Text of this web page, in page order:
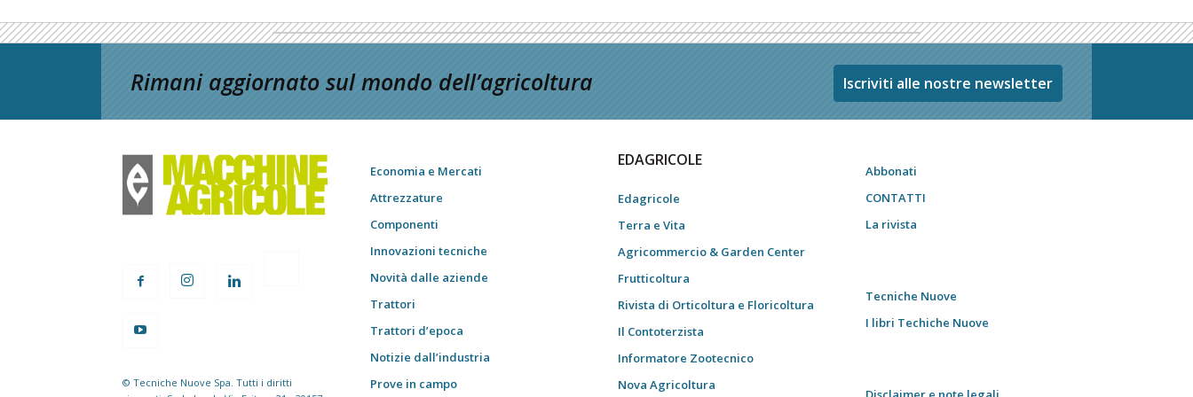
Rimani aggiornato sul mondo dell’agricoltura Iscriviti alle nostre newsletter
© Tecniche Nuove Spa. Tutti i diritti
Economia e Mercati
Attrezzature
Componenti
Innovazioni tecniche
Novità dalle aziende
Trattori
Trattori d’epoca
Notizie dall’industria
Prove in campo
EDAGRICOLE
Edagricole
Terra e Vita
Agricommercio & Garden Center
Frutticoltura
Rivista di Orticoltura e Floricoltura
Il Contoterzista
Informatore Zootecnico
Nova Agricoltura
Abbonati
CONTATTI
La rivista
Tecniche Nuove
I libri Techiche Nuove